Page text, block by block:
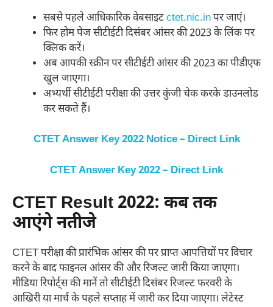
सबसे पहले आधिकारिक वेबसाइटctet.nic.inपर जाएं।
फिर होम पेज सीटीईटी दिसंबर आंसर की 2023 के लिंक पर
क्लिक करें।
अब आपकी स्क्रीन पर सीटीईटी आंसर की 2023 का पीडीएफ
खुल जाएगा।
अभ्यर्थी सीटीईटी परीक्षा की उत्तर कुंजी चेक करके डाउनलोड
कर सकते हैं।
CTET Answer Key 2022 Notice – Direct Link
CTET Answer Key 2022 – Direct Link
CTET Result 2022: कब तक
आएंगे नतीजे
CTET परीक्षा की प्रारंभिक आंसर की पर प्राप्त आपत्तियों पर विचार
करने के बाद फाइनल आंसर की और रिजल्ट जारी किया जाएगा।
मीडिया रिपोर्ट्स की मानें तो सीटीईटी दिसंबर रिजल्ट फरवरी के
आखिरी या मार्च के पहले सप्ताह में जारी कर दिया जाएगा। लेटेस्ट